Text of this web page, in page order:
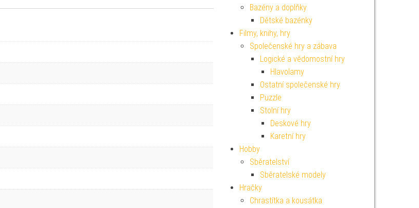
Bazény a doplňky
Dětské bazénky
Filmy, knihy, hry
Společenské hry a zábava
Logické a vědomostní hry
Hlavolamy
Ostatní společenské hry
Puzzle
Stolní hry
Deskové hry
Karetní hry
Hobby
Sběratelství
Sběratelské modely
Hračky
Chrastítka a kousátka